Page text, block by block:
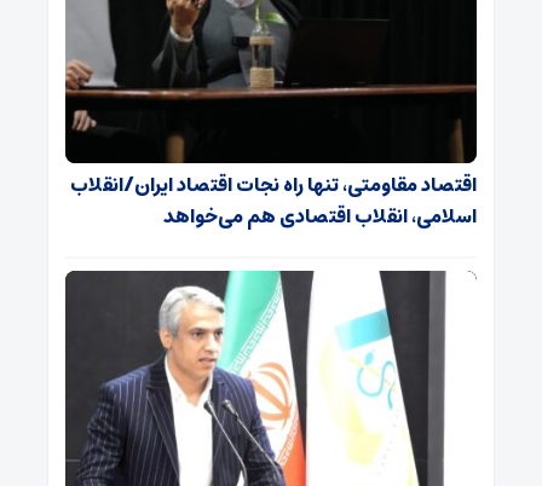
اقتصاد مقاومتی، تنها راه نجات اقتصاد ایران/انقلاب
اسلامی، انقلاب اقتصادی هم می‌خواهد